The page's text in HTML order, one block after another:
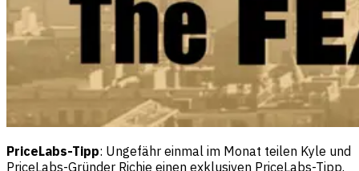
PriceLabs-Tipp: Ungefähr einmal im Monat teilen Kyle und
PriceLabs-Gründer Richie einen exklusiven PriceLabs-Tipp.